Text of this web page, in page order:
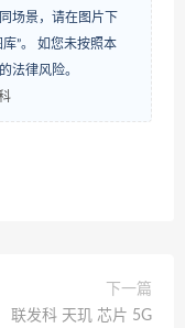
场景，请在图片下
”。 如您未按照本
法律风险。
下一篇
联发科 天玑 芯片 5G